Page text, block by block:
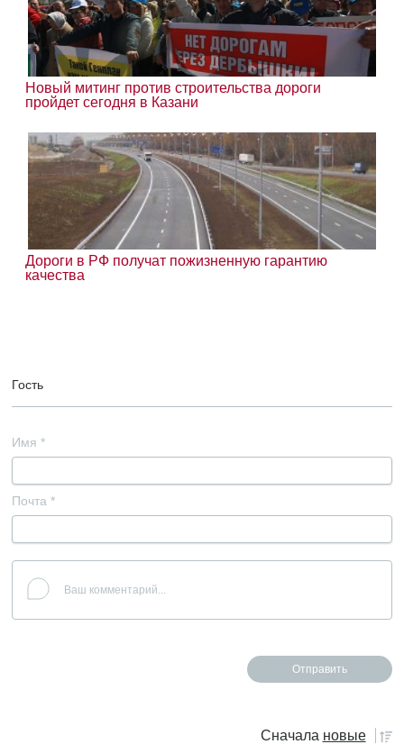
Новый митинг против строительства дороги
пройдет сегодня в Казани
Дороги в РФ получат пожизненную гарантию
качества
Гость
Имя *
Почта *
Сначала новые